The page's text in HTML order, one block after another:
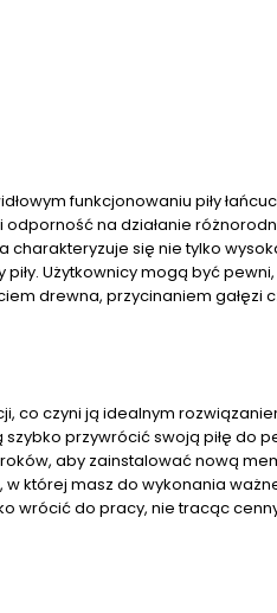
funkcjonowaniu piły
odporność na działanie
charakteryzuje się nie tylko
Użytkownicy mogą być
drewna, przycinaniem gałęzi
co czyni ją idealnym
przywrócić swoją piłę do
aby zainstalować nową
której masz do wykonania
wrócić do pracy, nie tracąc